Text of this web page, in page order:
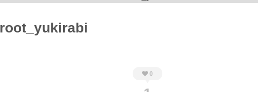
root_yukirabi
0